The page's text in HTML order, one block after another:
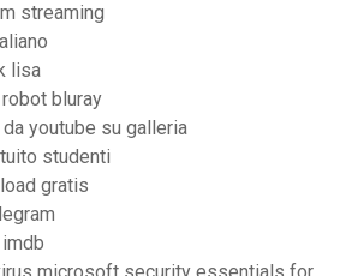
streaming
lisa
bluray
youtube su galleria
studenti
gratis